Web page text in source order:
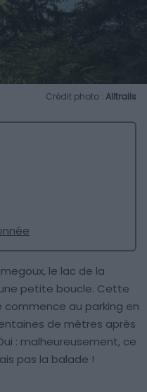
Crédit photo : Alltrails
le lac de la
petite boucle. Cette
au parking en
de mètres après
: malheureusement, ce
pas la balade !